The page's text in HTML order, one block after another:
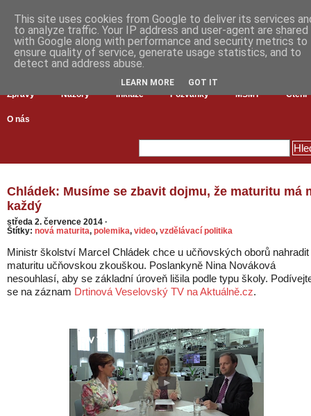
Zprávy Názory Inkluze Pozvánky MŠMT Čtení
O nás
Chládek: Musíme se zbavit dojmu, že maturitu má
každý
středa 2. července 2014 ·
Štítky: nová maturita, polemika, video, vzdělávací politika
Ministr školství Marcel Chládek chce u učňovských oborů nahradit
maturitu učňovskou zkouškou. Poslankyně Nina Nováková
nesouhlasí, aby se základní úroveň lišila podle typu školy.
se na záznam Drtinová Veselovský TV na Aktuálně.cz.
This site uses cookies from Google to deliver its services
to analyze traffic. Your IP address and user-agent are shared
with Google along with performance and security metrics to
ensure quality of service, generate usage statistics, and to
detect and address abuse.
LEARN MORE GOT IT